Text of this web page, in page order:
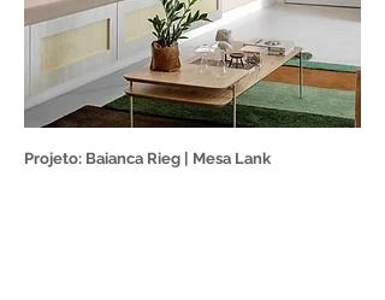
Projeto: Baianca Rieg | Mesa Lank